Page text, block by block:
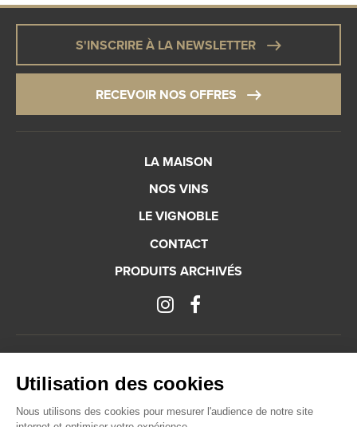
S'INSCRIRE À LA NEWSLETTER
RECEVOIR NOS OFFRES
LA MAISON
NOS VINS
LE VIGNOBLE
CONTACT
PRODUITS ARCHIVÉS
L’abus d’alcool est dangereux pour la santé, à consommer avec modération.
Utilisation des cookies
Nous utilisons des cookies pour mesurer l'audience de notre site